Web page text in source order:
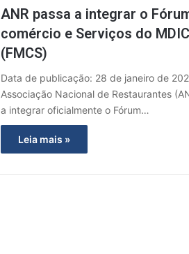
ANR passa a integrar o
comércio e Serviços do MDIC
(FMCS)
Data de publicação: 28 de janeiro de
Associação Nacional de Restaurantes
a integrar oficialmente o Fórum…
Leia mais »